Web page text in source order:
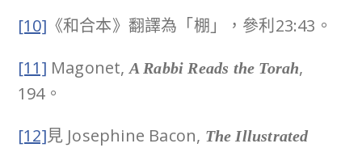
[10] 《和合本》翻譯為「棚」，參利23:43。
[11] Magonet,A Rabbi Reads the Torah,
194。
[12]見 Josephine Bacon, The Illustrated